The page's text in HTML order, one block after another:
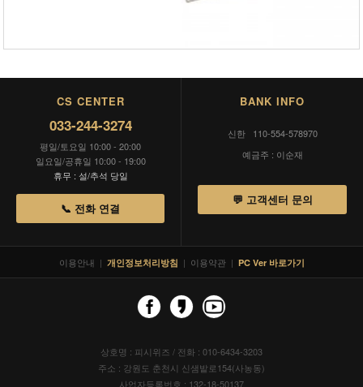
CS CENTER
033-244-3274
평일/토요일 10:00 - 20:00
일요일/공휴일 10:00 - 19:00
휴무 : 설/추석 당일
📞 전화 연결
BANK INFO
신한 110-554-578970
예금주 : 이순재
💬 고객센터 문의
이용안내 | 개인정보처리방침 | 이용약관 | PC Ver 바로가기
상호명 : 피시위즈 / 전화 : 010-6434-3203
주소 : 강원도 춘천시 신샘밭로154(사농동)
사업자등록번호 : 132-18-50137